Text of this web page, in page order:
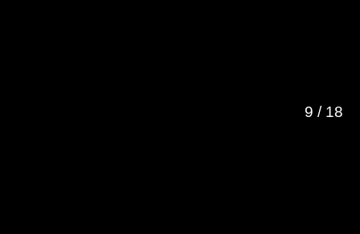
9 / 18